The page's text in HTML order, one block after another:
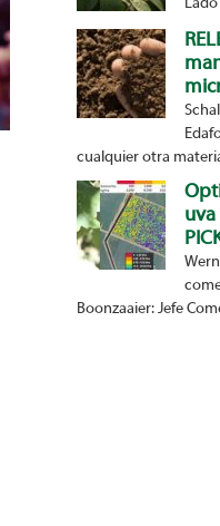
cualquier otra
uva
Boonzaaier: Jefe